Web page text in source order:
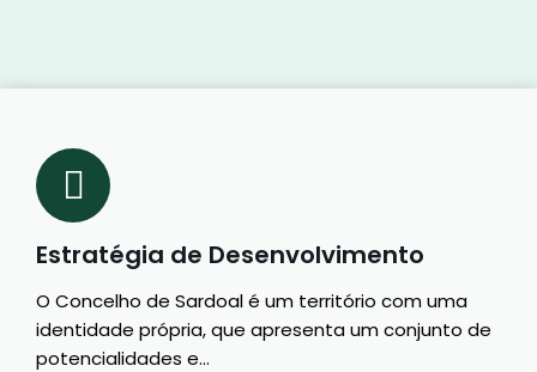
Estratégia de Desenvolvimento
O Concelho de Sardoal é um território com uma
identidade própria, que apresenta um conjunto de
potencialidades e…